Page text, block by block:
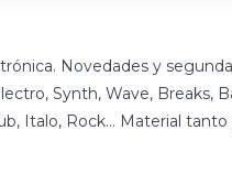
Novedades y
Synth, Wave,
Italo, Rock… Material tanto